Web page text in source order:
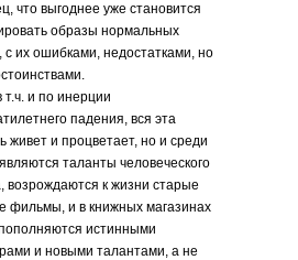
что выгоднее уже становится
образы нормальных
с их ошибками, недостатками, но
т.ч. и по инерции
падения, вся эта
живет и процветает, но и среди
таланты человеческого
возрождаются к жизни старые
фильмы, и в книжных магазинах
истинными
и новыми талантами, а не